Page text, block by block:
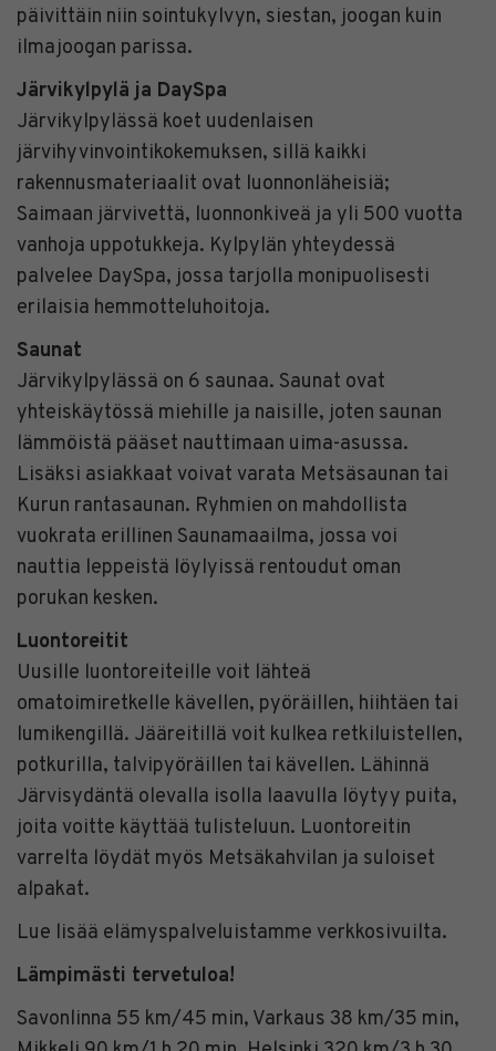
päivittäin niin sointukylvyn, siestan, joogan kuin
ilmajoogan parissa.
Järvikylpylä ja DaySpa
Järvikylpylässä koet uudenlaisen
järvihyvinvointikokemuksen, sillä kaikki
rakennusmateriaalit ovat luonnonläheisiä;
Saimaan järvivettä, luonnonkiveä ja yli 500 vuotta
vanhoja uppotukkeja. Kylpylän yhteydessä
palvelee DaySpa, jossa tarjolla monipuolisesti
erilaisia hemmotteluhoitoja.
Saunat
Järvikylpylässä on 6 saunaa. Saunat ovat
yhteiskäytössä miehille ja naisille, joten saunan
lämmöistä pääset nauttimaan uima-asussa.
Lisäksi asiakkaat voivat varata Metsäsaunan tai
Kurun rantasaunan. Ryhmien on mahdollista
vuokrata erillinen Saunamaailma, jossa voi
nauttia leppeistä löylyissä rentoudut oman
porukan kesken.
Luontoreitit
Uusille luontoreiteille voit lähteä
omatoimiretkelle kävellen, pyöräillen, hiihtäen tai
lumikengillä. Jääreitillä voit kulkea retkiluistellen,
potkurilla, talvipyöräillen tai kävellen. Lähinnä
Järvisydäntä olevalla isolla laavulla löytyy puita,
joita voitte käyttää tulisteluun. Luontoreitin
varrelta löydät myös Metsäkahvilan ja suloiset
alpakat.
Lue lisää elämyspalveluistamme verkkosivuilta.
Lämpimästi tervetuloa!
Savonlinna 55 km/45 min, Varkaus 38 km/35 min,